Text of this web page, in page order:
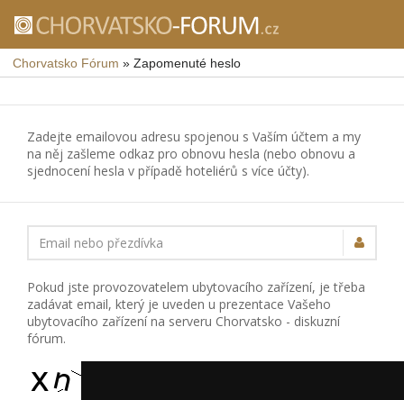
Chorvatsko Fórum » Zapomenuté heslo
Zadejte emailovou adresu spojenou s Vaším účtem a my
na něj zašleme odkaz pro obnovu hesla (nebo obnovu a
sjednocení hesla v případě hoteliérů s více účty).
Email nebo přezdívka
Pokud jste provozovatelem ubytovacího zařízení, je třeba
zadávat email, který je uveden u prezentace Vašeho
ubytovacího zařízení na serveru Chorvatsko - diskuzní
fórum.